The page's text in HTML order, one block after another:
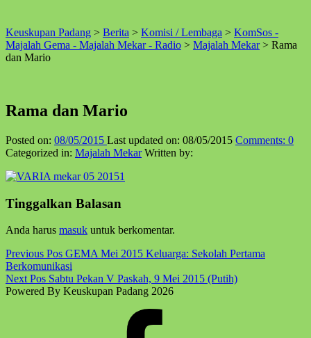
↑
Keuskupan Padang > Berita > Komisi / Lembaga > KomSos -
Majalah Gema - Majalah Mekar - Radio > Majalah Mekar> Rama
dan Mario
Rama dan Mario
Posted on: 08/05/2015 Last updated on: 08/05/2015 Comments: 0
Categorized in: Majalah Mekar Written by:
Skip
back
to
main
navigation
Tinggalkan Balasan
Anda harus masuk untuk berkomentar.
Post
navigation
Previous Pos GEMA Mei 2015 Keluarga: Sekolah Pertama
Berkomunikasi
Next Pos Sabtu Pekan V Paskah, 9 Mei 2015 (Putih)
Powered By Keuskupan Padang 2026